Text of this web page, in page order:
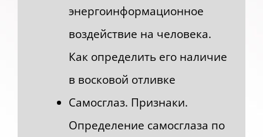
энергоинформационное
воздействие на человека.
Как определить его наличие
в восковой отливке
Самосглаз. Признаки.
Определение самосглаза по